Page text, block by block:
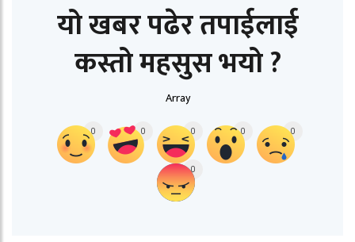
यो खबर पढेर तपाईलाई
कस्तो महसुस भयो ?
Array
0 0 0 0 0
0